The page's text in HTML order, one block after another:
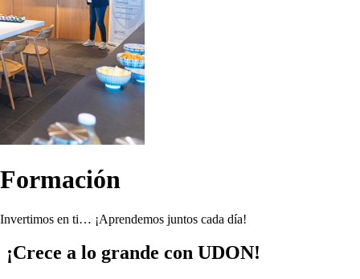
Formación
Invertimos en ti… ¡Aprendemos juntos cada día!
¡Crece a lo grande con UDON!